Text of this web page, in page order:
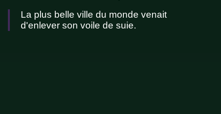
La plus belle ville du monde venait
d'enlever son voile de suie.